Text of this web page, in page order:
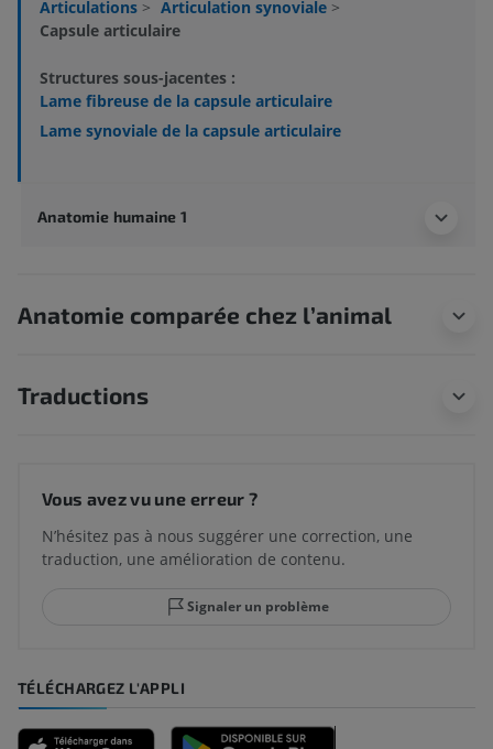
Articulations > Articulation synoviale >
Capsule articulaire
Structures sous-jacentes :
Lame fibreuse de la capsule articulaire
Lame synoviale de la capsule articulaire
Anatomie humaine 1
Anatomie comparée chez l’animal
Traductions
Vous avez vu une erreur ?
N’hésitez pas à nous suggérer une correction, une
traduction, une amélioration de contenu.
Signaler un problème
TÉLÉCHARGEZ L'APPLI